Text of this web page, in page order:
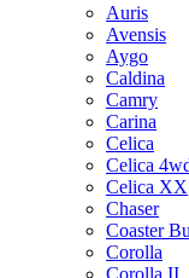
Auris
Avensis
Aygo
Caldina
Camry
Carina
Celica
Celica
Celica XX
Chaser
Coaster
Corolla